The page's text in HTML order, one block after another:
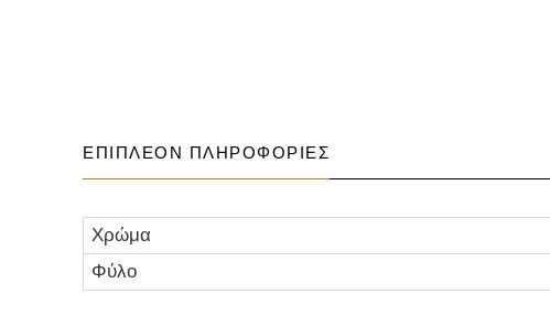
ΕΠΙΠΛΈΟΝ ΠΛΗΡΟΦΟΡΊΕΣ
Χρώμα
Φύλο